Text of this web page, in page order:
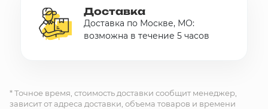
Доставка
Доставка по Москве, МО:
возможна в течение 5 часов
* Точное время, стоимость доставки сообщит менеджер,
зависит от адреса доставки, объема товаров и времени